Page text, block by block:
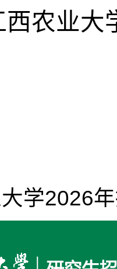
西农业大
学2026